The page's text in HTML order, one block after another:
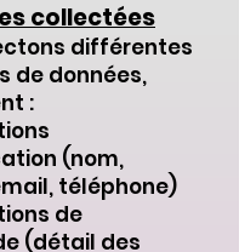
collectées
différentes
de données,
:
(nom,
téléphone)
de
(détail des